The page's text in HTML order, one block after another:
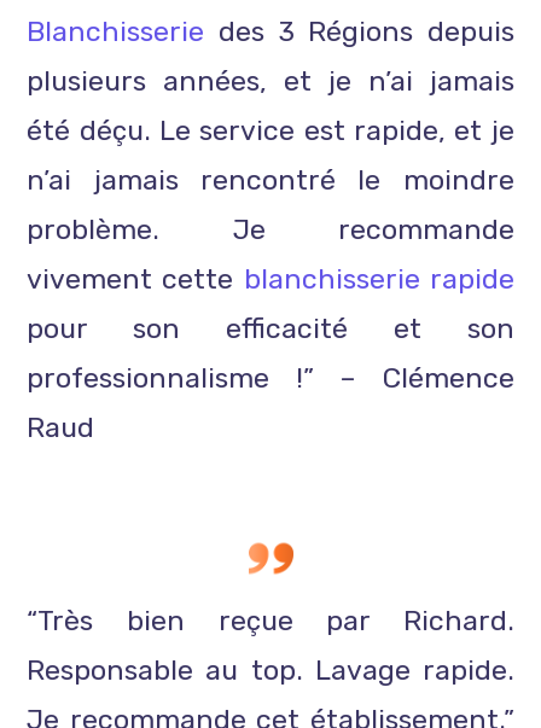
Blanchisserie des 3 Régions depuis
plusieurs années, et je n’ai jamais
été déçu. Le service est rapide, et je
n’ai jamais rencontré le moindre
problème. Je recommande
vivement cette blanchisserie rapide
pour son efficacité et son
professionnalisme !” – Clémence
Raud
“Très bien reçue par Richard.
Responsable au top. Lavage rapide.
Je recommande cet établissement.”